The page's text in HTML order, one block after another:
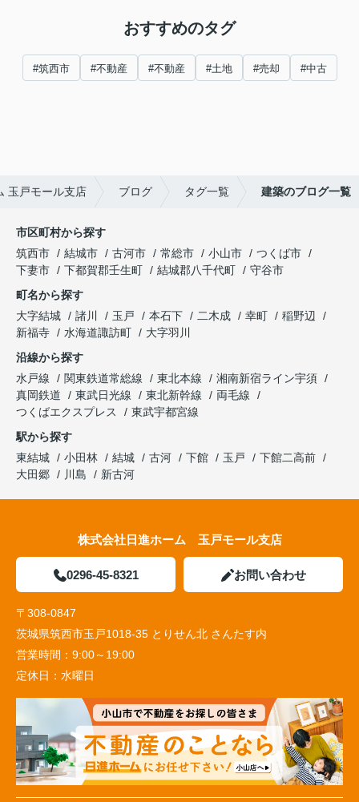
おすすめのタグ
#筑西市 #不動産 #不動産 #土地 #売却 #中古
玉戸モール支店 ブログ タグ一覧 建築のブログ一覧
市区町村から探す
筑西市
結城市 古河市 常総市 小山市
つくば市
下妻市
下都賀郡壬生町 結城郡八千代町
守谷市
町名から探す
大字結城
諸川 玉戸 本石下 二木成 幸町
稲野辺
新福寺
水海道諏訪町
大字羽川
沿線から探す
水戸線
関東鉄道常総線 東北本線
湘南新宿ライン宇須
真岡鉄道
東武日光線 東北新幹線
両毛線
つくばエクスプレス
東武宇都宮線
駅から探す
東結城
小田林 結城 古河 下館 玉戸
下館二高前
大田郷
川島 新古河
株式会社日進ホーム 玉戸モール支店
0296-45-8321 お問い合わせ
〒308-0847
茨城県筑西市玉戸1018-35 とりせん北 さんたす内
営業時間： 9:00～19:00
定休日： 水曜日